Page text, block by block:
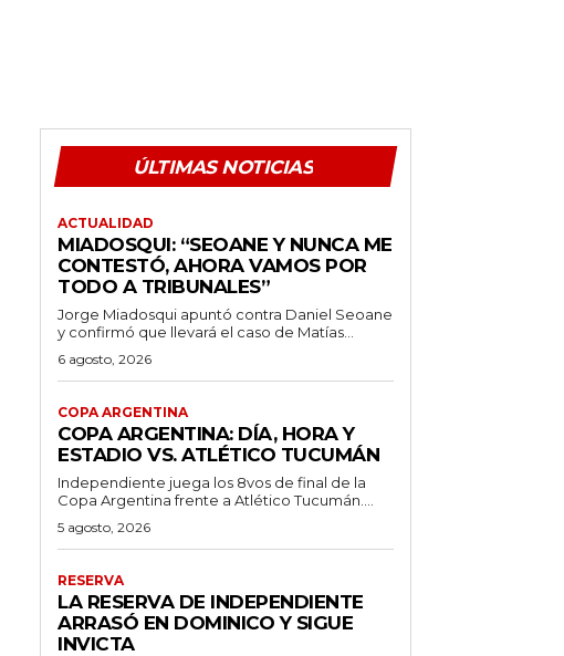
ÚLTIMAS NOTICIAS
ACTUALIDAD
MIADOSQUI: “SEOANE Y NUNCA ME
CONTESTÓ, AHORA VAMOS POR
TODO A TRIBUNALES”
Jorge Miadosqui apuntó contra Daniel Seoane
y confirmó que llevará el caso de Matías...
6 agosto, 2026
COPA ARGENTINA
COPA ARGENTINA: DÍA, HORA Y
ESTADIO VS. ATLÉTICO TUCUMÁN
Independiente juega los 8vos de final de la
Copa Argentina frente a Atlético Tucumán....
5 agosto, 2026
RESERVA
LA RESERVA DE INDEPENDIENTE
ARRASÓ EN DOMINICO Y SIGUE
INVICTA